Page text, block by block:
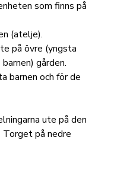
som finns på
(atelje).
på övre (yngsta
gården.
barnen och för de
ute på den
Torget på nedre